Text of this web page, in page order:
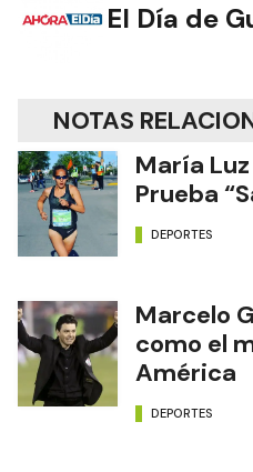
El Día de
NOTAS
María
Prueba
DEPORTES
Marcelo
como el
América
DEPORTES